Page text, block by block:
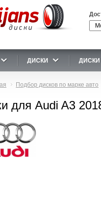
ДИСКИ ДИСКИ
Подбор дисков по марке авто
для Audi A3